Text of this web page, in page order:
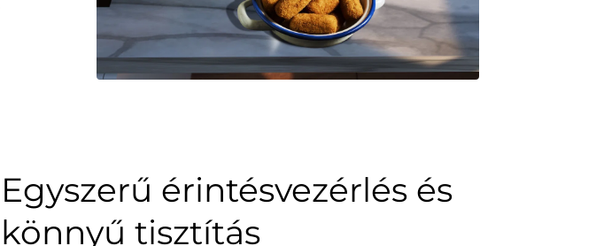
Egyszerű érintésvezérlés és
könnyű tisztítás